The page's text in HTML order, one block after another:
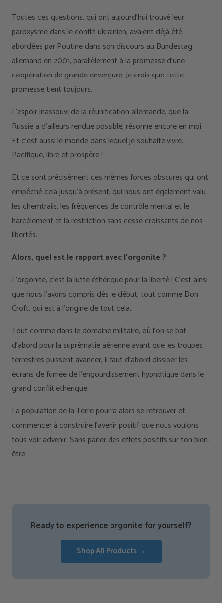
Toutes ces questions, qui ont aujourd’hui trouvé leur
paroxysme dans le conflit ukrainien, avaient déjà été
abordées par Poutine dans son discours au Bundestag
allemand en 2001, parallèlement à la promesse d’une
coopération de grande envergure. Je crois que cette
promesse tient toujours.
L'espoir inassouvi de la réunification allemande, que la
Russie a d'ailleurs rendue possible, résonne encore en moi.
Et c'est aussi le monde dans lequel je souhaite vivre.
Pacifique, libre et prospère !
Et ce sont précisément ces mêmes forces obscures qui ont
empêché cela jusqu'à présent, qui nous ont également valu
les chemtrails, les fréquences de contrôle mental et le
harcèlement et la restriction sans cesse croissants de nos
libertés.
Alors, quel est le rapport avec l'orgonite ?
L'orgonite, c'est la lutte éthérique pour la liberté ! C'est ainsi
que nous l'avons compris dès le début, tout comme Don
Croft, qui est à l'origine de tout cela.
Tout comme dans le domaine militaire, où l’on se bat
d’abord pour la suprématie aérienne avant que les troupes
terrestres puissent avancer, il faut d’abord dissiper les
écrans de fumée de l’engourdissement hypnotique dans le
grand conflit éthérique.
La population de la Terre pourra alors se retrouver et
commencer à construire l’avenir positif que nous voulons
tous voir advenir. Sans parler des effets positifs sur ton bien-
être.
Ready to experience orgonite for yourself?
Shop All Products →